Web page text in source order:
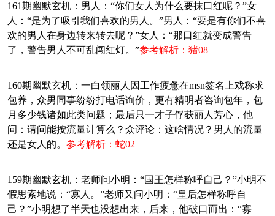
161期幽默玄机：男人：“你们女人为什么要抹口红呢？”女
人：“是为了吸引我们喜欢的男人。”男人：“要是有你们不喜
欢的男人在身边转来转去呢？”女人：“那口红就变成警告
了，警告男人不可乱闯红灯。”参考解析：猪08
160期幽默玄机：一白领丽人因工作疲惫在msn签名上戏称求
包养，众男同事纷纷打电话询价，更有精明者咨询包年，包
月多少钱诸如此类问题；最后只一才子俘获丽人芳心，他
问：请问能按流量计算么？众评论：这啥情况？男人的流量
还是女人的。 参考解析：蛇02
159期幽默玄机：老师问小明：“国王怎样称呼自己？”小明不
假思索地说：“寡人。”老师又问小明：“皇后怎样称呼自
己？”小明想了半天也没想出来，后来，他破口而出：“寡